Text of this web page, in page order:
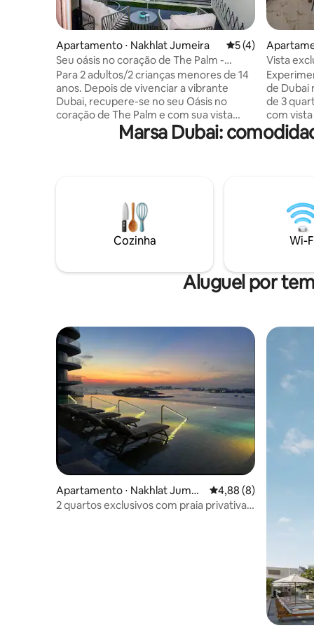
Apartamento ⋅ Nakhlat Jumeira 5 de uma
5 (4)
Seu oásis no coração de The Palm -
Malamu
Para 2 adultos/2 crianças menores de 14
anos. Depois de vivenciar a vibrante
Dubai, recupere-se no seu Oásis no
coração de The Palm e com sua vista
deslumbrante para o mar. Idealmente
localizados a uma curta distância a pé da
exclusiva, área de estar (sofá-cama),
banheiro, cozinha e pequenos detalhes
para garantir uma estadia inesquecível.
Praia gratuita, clube de praia
proximidades (1 adulto/2 crianças) e 30%
de desconto em alimentos e bebidas
Vista
Vista
de Dubai
de 3
com vista
varanda
local
Dubai
hóspedes.
Marsa Dubai:
Cozinha Wi-
Aluguel por
Apartamento ⋅ Nakhlat Jumeir
a
4,88 de uma
4,88 (8)
2 quartos exclusivos com praia privativa,